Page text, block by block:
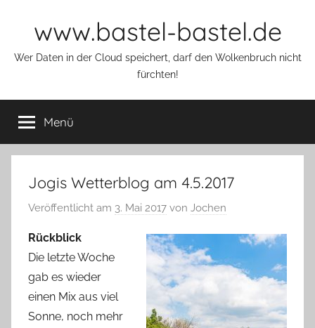
www.bastel-bastel.de
Wer Daten in der Cloud speichert, darf den Wolkenbruch nicht
fürchten!
Menü
Jogis Wetterblog am 4.5.2017
Veröffentlicht am 3. Mai 2017 von Jochen
Rückblick
Die letzte Woche
gab es wieder
einen Mix aus viel
Sonne, noch mehr